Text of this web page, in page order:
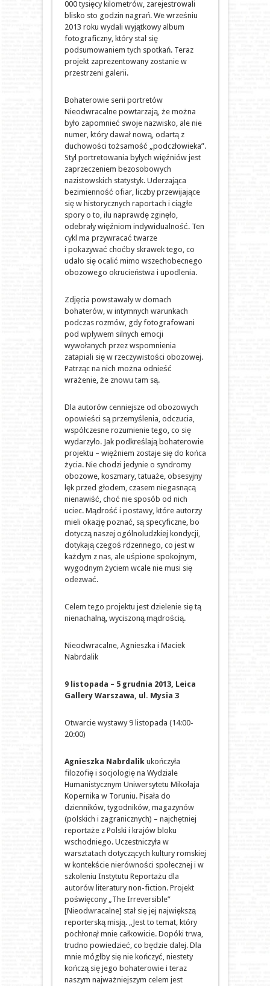
000 tysięcy kilometrów, zarejestrowali
blisko sto godzin nagrań. We wrześniu
2013 roku wydali wyjątkowy album
fotograficzny, który stał się
podsumowaniem tych spotkań. Teraz
projekt zaprezentowany zostanie w
przestrzeni galerii.
Bohaterowie serii portretów
Nieodwracalne powtarzają, że można
było zapomnieć swoje nazwisko, ale nie
numer, który dawał nową, odartą z
duchowości tożsamość „podczłowieka”.
Styl portretowania byłych więźniów jest
zaprzeczeniem bezosobowych
nazistowskich statystyk. Uderzająca
bezimienność ofiar, liczby przewijające
się w historycznych raportach i ciągłe
spory o to, ilu naprawdę zginęło,
odebrały więźniom indywidualność. Ten
cykl ma przywracać twarze
i pokazywać choćby skrawek tego, co
udało się ocalić mimo wszechobecnego
obozowego okrucieństwa i upodlenia.
Zdjęcia powstawały w domach
bohaterów, w intymnych warunkach
podczas rozmów, gdy fotografowani
pod wpływem silnych emocji
wywołanych przez wspomnienia
zatapiali się w rzeczywistości obozowej.
Patrząc na nich można odnieść
wrażenie, że znowu tam są.
Dla autorów cenniejsze od obozowych
opowieści są przemyślenia, odczucia,
współczesne rozumienie tego, co się
wydarzyło. Jak podkreślają bohaterowie
projektu – więźniem zostaje się do końca
życia. Nie chodzi jedynie o syndromy
obozowe, koszmary, tatuaże, obsesyjny
lęk przed głodem, czasem niegasnącą
nienawiść, choć nie sposób od nich
uciec. Mądrość i postawy, które autorzy
mieli okazję poznać, są specyficzne, bo
dotyczą naszej ogólnoludzkiej kondycji,
dotykają czegoś rdzennego, co jest w
każdym z nas, ale uśpione spokojnym,
wygodnym życiem wcale nie musi się
odezwać.
Celem tego projektu jest dzielenie się tą
nienachalną, wyciszoną mądrością.
Nieodwracalne, Agnieszka i Maciek
Nabrdalik
9 listopada – 5 grudnia 2013, Leica
Gallery Warszawa, ul. Mysia 3
Otwarcie wystawy 9 listopada (14:00-
20:00)
Agnieszka Nabrdalikukończyła
filozofię i socjologię na Wydziale
Humanistycznym Uniwersytetu Mikołaja
Kopernika w Toruniu. Pisała do
dzienników, tygodników, magazynów
(polskich i zagranicznych) – najchętniej
reportaże z Polski i krajów bloku
wschodniego. Uczestniczyła w
warsztatach dotyczących kultury romskiej
w kontekście nierówności społecznej i w
szkoleniu Instytutu Reportażu dla
autorów literatury non-fiction. Projekt
poświęcony „The Irreversible”
[Nieodwracalne] stał się jej największą
reporterską misją. „Jest to temat, który
pochłonął mnie całkowicie. Dopóki trwa,
trudno powiedzieć, co będzie dalej. Dla
mnie mógłby się nie kończyć, niestety
kończą się jego bohaterowie i teraz
naszym najważniejszym celem jest